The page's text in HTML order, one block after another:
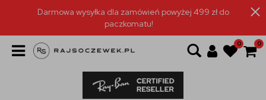
Darmowa wysyłka dla zamówień powyżej 499 zł do
paczkomatu!
0 0